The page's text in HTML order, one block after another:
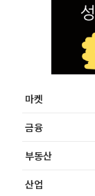
마켓
금융
부동산
산업